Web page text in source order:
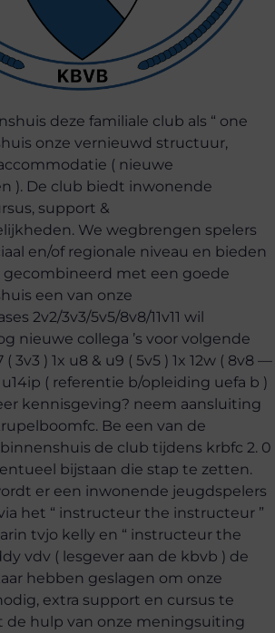
deze familiale club als “ one
onze vernieuwd structuur,
( nieuwe
). De club biedt inwonende
support &
We wegbrengen spelers
en/of regionale niveau en bieden
gecombineerd met een goede
een van onze
2v2/3v3/5v5/8v8/11v11 wil
nieuwe collega ’s voor volgende
3v3 ) 1x u8 & u9 ( 5v5 ) 1x 12w ( 8v8 —
( referentie b/opleiding uefa b )
kennisgeving? neem aansluiting
Be een van de
de club tijdens krbfc 2. 0
bijstaan die stap te zetten.
er een inwonende jeugdspelers
het “ instructeur the instructeur ”
tvjo kelly en “ instructeur the
vdv ( lesgever aan de kbvb ) de
hebben geslagen om onze
extra support en cursus te
de hulp van onze meningsuiting